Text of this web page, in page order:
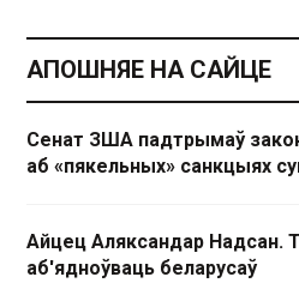
АПОШНЯЕ НА САЙЦЕ
Сенат ЗША падтрымаў
аб «пякельных» санкцыях
Айцец Аляксандар Надсан.
аб'ядноўваць беларусаў